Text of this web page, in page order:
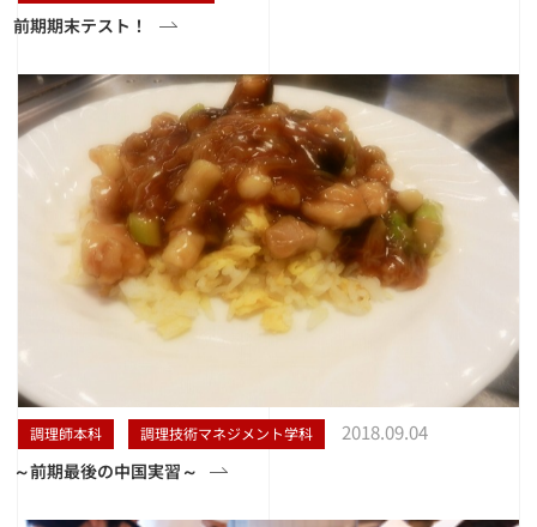
前期期末テスト！
調理師本科 調理技術マネジメント学科 2018.09.04
～前期最後の中国実習～